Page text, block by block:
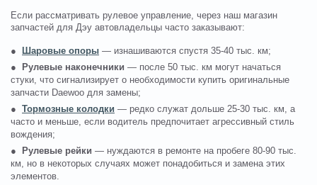
Если рассматривать рулевое управление, через наш магазин
запчастей для Дэу автовладельцы часто заказывают:
● Шаровые опоры — изнашиваются спустя 35-40 тыс. км;
●
Рулевые наконечники — после 50 тыс. км могут начаться
стуки, что сигнализирует о необходимости купить оригинальные
запчасти Daewoo для замены;
● Тормозные колодки — редко служат дольше 25-30 тыс. км, а
часто и меньше, если водитель предпочитает агрессивный стиль
вождения;
●
Рулевые рейки — нуждаются в ремонте на пробеге 80-90 тыс.
км, но в некоторых случаях может понадобиться и замена этих
элементов.